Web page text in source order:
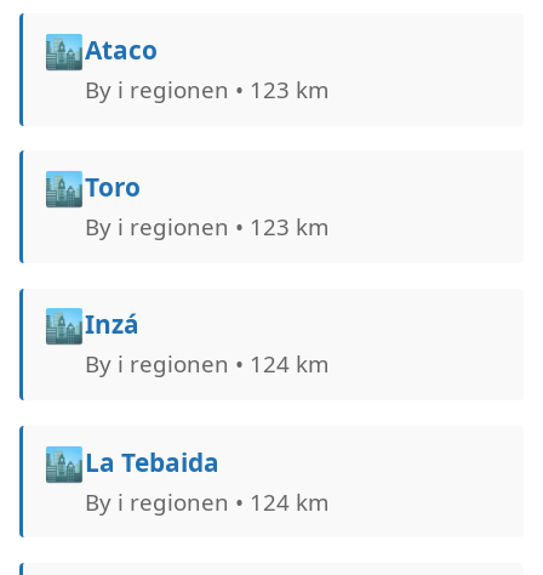
🏙️Ataco
By i regionen • 123 km
🏙️Toro
By i regionen • 123 km
🏙️Inzá
By i regionen • 124 km
🏙️La Tebaida
By i regionen • 124 km